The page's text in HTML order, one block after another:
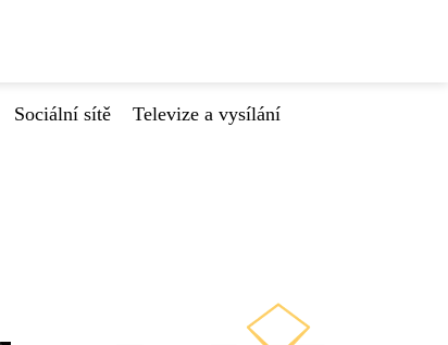
Sociální sítě Televize a vysílání